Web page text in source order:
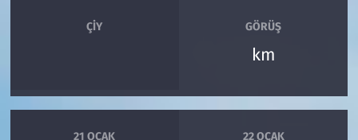
ÇIY GÖRÜŞ
km
21 OCAK 22 OCAK